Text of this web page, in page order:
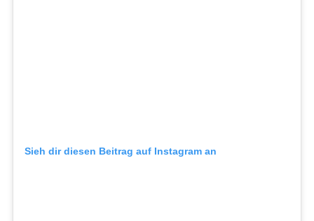
Sieh dir diesen Beitrag auf Instagram an